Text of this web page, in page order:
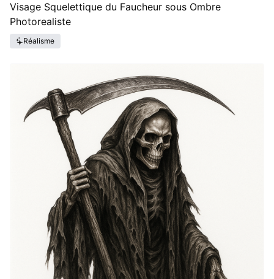
Visage Squelettique du Faucheur sous Ombre
Photorealiste
Réalisme